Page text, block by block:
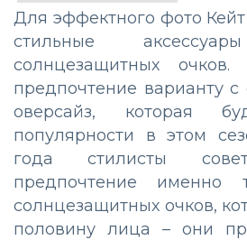
Для эффектного фото
стильные
солнцезащитных
предпочтение варианту
оверсайз, которая
популярности в этом
года стилисты
предпочтение именно
солнцезащитных очков,
половину лица – они